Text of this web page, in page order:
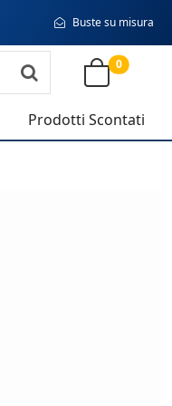
Buste su misura
0
Prodotti Scontati